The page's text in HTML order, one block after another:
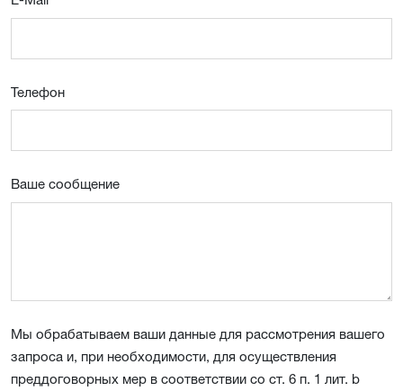
Телефон
Ваше сообщение
Мы обрабатываем ваши данные для рассмотрения вашего
запроса и, при необходимости, для осуществления
преддоговорных мер в соответствии со ст. 6 п. 1 лит. b